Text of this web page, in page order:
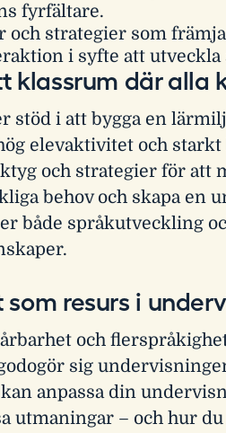
fyrfältare.
och strategier som
i syfte att utveckla
klassrum där alla
stöd i att bygga en
elevaktivitet och starkt
och strategier för att
behov och skapa en
både språkutveckling
som resurs i
och
sig
anpassa din
utmaningar – och hur